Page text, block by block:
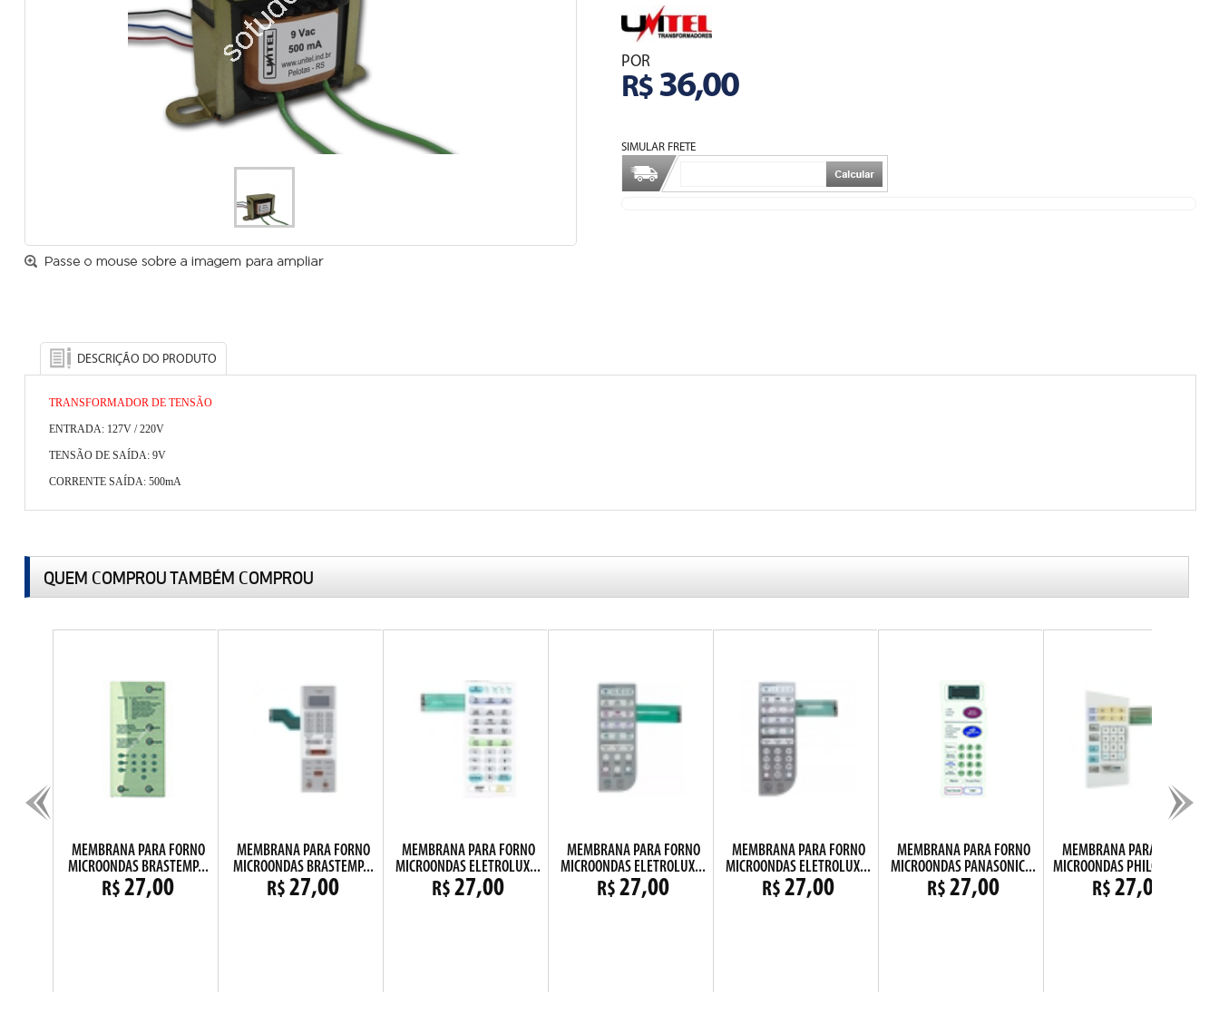
POR
R$36,00
SIMULAR FRETE
DESCRIÇÃO DO PRODUTO
TRANSFORMADOR DE TENSÃO
ENTRADA: 127V / 220V
TENSÃO DE SAÍDA: 9V
CORRENTE SAÍDA: 500mA
QUEM COMPROU TAMBÉM COMPROU
MEMBRANA PARA FORNO
MICROONDAS BRASTEMP...
R$ 27,00
MEMBRANA PARA FORNO
MICROONDAS BRASTEMP...
R$ 27,00
MEMBRANA PARA FORNO
MICROONDAS ELETROLUX...
R$ 27,00
MEMBRANA PARA FORNO
MICROONDAS ELETROLUX...
R$ 27,00
MEMBRANA PARA FORNO
MICROONDAS ELETROLUX...
R$ 27,00
MEMBRANA PARA FORNO
MICROONDAS PANASONIC...
R$ 27,00
MEMBRANA PARA FORNO
MICROONDAS PHILCO PMS25
R$ 27,00